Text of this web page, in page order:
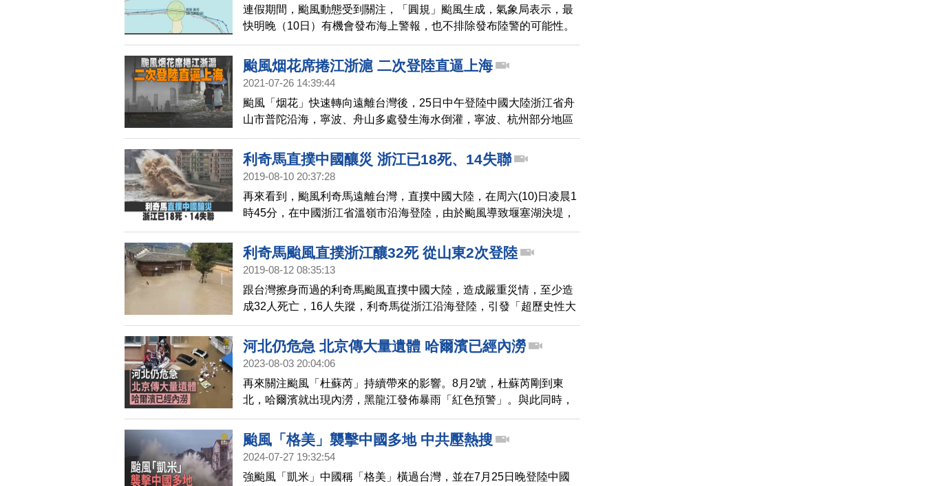
連假期間，颱風動態受到關注，「圓規」颱風生成，氣象局表示，最
快明晚（10日）有機會發布海上警報，也不排除發布陸警的可能性。
颱風烟花席捲江浙滬 二次登陸直逼上海
2021-07-26 14:39:44
颱風「烟花」快速轉向遠離台灣後，25日中午登陸中國大陸浙江省舟
山市普陀沿海，寧波、舟山多處發生海水倒灌，寧波、杭州部分地區
出現水災。正值天文大潮期，烟花緩慢行進徘徊在江浙一帶；據當局
消息，7月26日約9點50分在浙江嘉興平湖市沿海第二次登陸，中心附
近最大風力10級。寧波、紹興、杭州、湖州、上海等地出現暴雨。江
華東大部分地區。當局稱，浙江撤離165萬人，上海撤離36.2萬人；
26日，包含杭州及上海的機場有大量航班停駛，上海的地鐵及滬杭高
鐵等都有停開
利奇馬直撲中國釀災 浙江已18死、14失聯
2019-08-10 20:37:28
再來看到，颱風利奇馬遠離台灣，直撲中國大陸，在周六(10)日凌晨1
時45分，在中國浙江省溫嶺市沿海登陸，由於颱風導致堰塞湖決堤，
造成至少18死14人失蹤。
利奇馬颱風直撲浙江釀32死 從山東2次登陸
2019-08-12 08:35:13
跟台灣擦身而過的利奇馬颱風直撲中國大陸，造成嚴重災情，至少造
成32人死亡，16人失蹤，利奇馬從浙江沿海登陸，引發「超歷史性大
洪水」，臨海全市都被大水淹沒，古城區一片汪洋。
河北仍危急 北京傳大量遺體 哈爾濱已經內澇
2023-08-03 20:04:06
再來關注颱風「杜蘇芮」持續帶來的影響。8月2號，杜蘇芮剛到東
北，哈爾濱就出現內澇，黑龍江發佈暴雨「紅色預警」。與此同時，
中共官方洩洪，導致河北的淹水面積，持續擴大。
颱風「格美」襲擊中國多地 中共壓熱搜
2024-07-27 19:32:54
強颱風「凱米」中國稱「格美」橫過台灣，並在7月25日晚登陸中國